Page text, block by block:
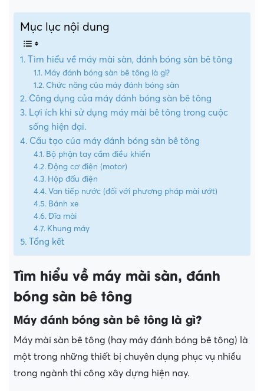
Mục lục nội dung
Tìm hiểu về máy mài sàn, đánh bóng sàn bê tông
Máy đánh bóng sàn bê tông là gì?
Chức năng của máy đánh bóng sàn
Công dụng của máy đánh bóng sàn bê tông
Lợi ích khi sử dụng máy mài bê tông trong cuộc
sống hiện đại.
Cấu tạo của máy đánh bóng sàn bê tông
Bộ phận tay cầm điều khiển
Động cơ điện (motor)
Hộp đấu điện
Van tiếp nước (đối với phương pháp mài ướt)
Bánh xe
Đĩa mài
Khung máy
Tổng kết
Tìm hiểu về máy mài sàn, đánh
bóng sàn bê tông
Máy đánh bóng sàn bê tông là gì?
Máy mài sàn bê tông (hay máy đánh bóng bê tông) là
một trong những thiết bị chuyên dụng phục vụ nhiều
trong ngành thi công xây dựng hiện nay.